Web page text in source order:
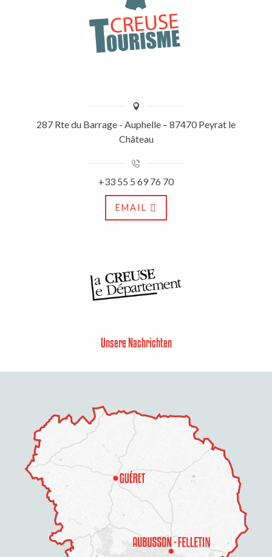
Beschreibung
287 Rte du Barrage - Auphelle – 87470 Peyrat le
Château
+33 55 5 69 76 70
EMAIL
Unsere Nachrichten